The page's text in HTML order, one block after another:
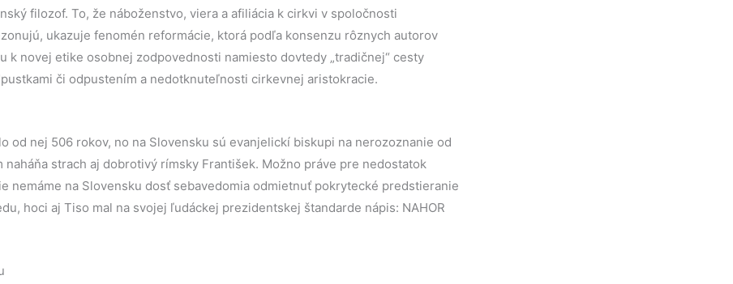
filozof. To, že náboženstvo, viera a afiliácia k cirkvi v spoločnosti
ukazuje fenomén reformácie, ktorá podľa konsenzu rôznych autorov
k novej etike osobnej zodpovednosti namiesto dovtedy „tradičnej“ cesty
či odpustením a nedotknuteľnosti cirkevnej aristokracie.
od nej 506 rokov, no na Slovensku sú evanjelickí biskupi na nerozoznanie od
naháňa strach aj dobrotivý rímsky František. Možno práve pre nedostatok
nemáme na Slovensku dosť sebavedomia odmietnuť pokrytecké predstieranie
hoci aj Tiso mal na svojej ľudáckej prezidentskej štandarde nápis: NAHOR